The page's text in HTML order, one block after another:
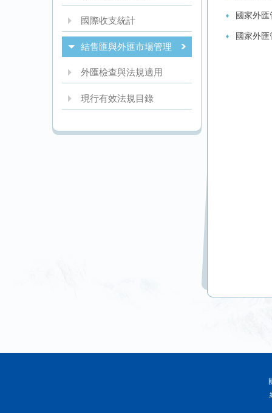
國際收支統計
結售匯與外匯市場管理
外匯檢查與法規適用
現行有效法規目錄
國家外
國家外